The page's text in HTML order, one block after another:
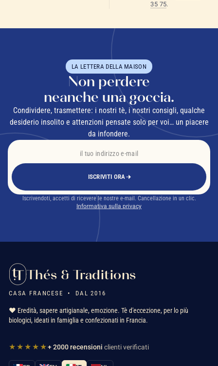
35 75.
LA LETTERA DELLA MAISON
Non perdere
neanche una goccia.
Condividere, trasmettere: i nostri tè, i nostri consigli, qualche
desiderio insolito e attenzioni pensate solo per voi… un piacere
da infondere.
ISCRIVITI ORA
Iscrivendoti, accetti di ricevere le nostre e-mail. Cancellazione in un clic.
Informativa sulla privacy
Thés & Traditions
CASA FRANCESE • DAL 2016
❤️ Eredità, sapere artigianale, emozione. Tè d'eccezione, per lo più
biologici, ideati in famiglia e confezionati in Francia.
★★★★★+ 2000 recensioni clienti verificati